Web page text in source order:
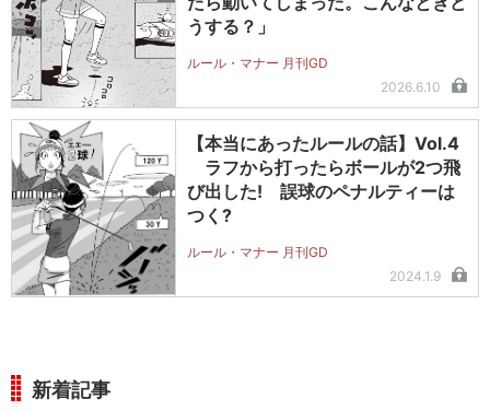
うする？」
ルール・マナー 月刊GD
2026.6.10
【本当にあったルールの話】Vol.4
ラフから打ったらボールが2つ飛
び出した! 誤球のペナルティーは
つく?
ルール・マナー 月刊GD
2024.1.9
新着記事